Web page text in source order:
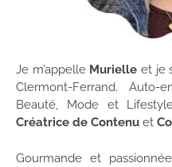
Je m’appelle Murielle et je
Clermont-Ferrand. Auto-
Beauté, Mode et
Créatrice de Contenu et
Gourmande et